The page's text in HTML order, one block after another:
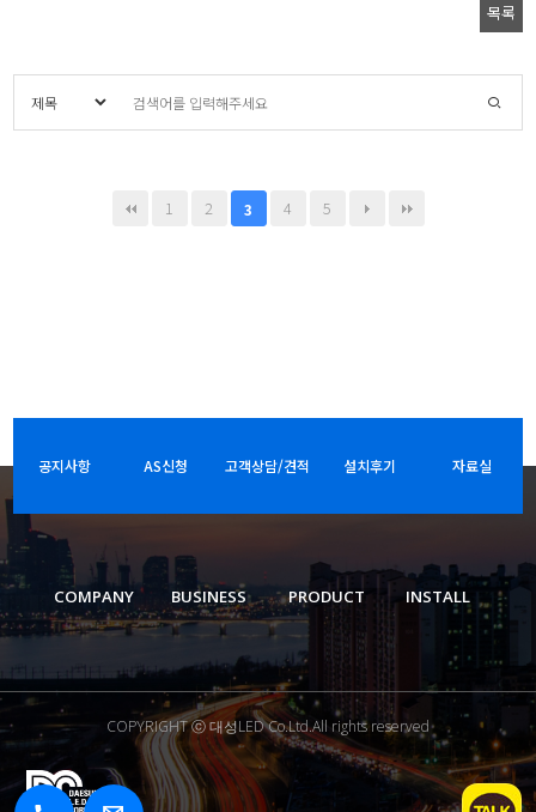
목록
1 2 3 4 5
공지사항 AS신청 고객상담/견적 설치후기 자료실
COMPANY BUSINESS PRODUCT INSTALL
COPYRIGHT ⓒ 대성LED Co.Ltd.All rights reserved